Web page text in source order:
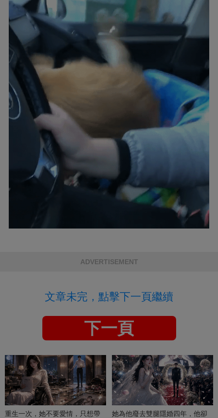
ADVERTISEMENT
文章未完，點擊下一頁繼續
下一頁
重生一次，她不要愛情，只想帶
她為他廢去雙腿隱婚四年，他卻